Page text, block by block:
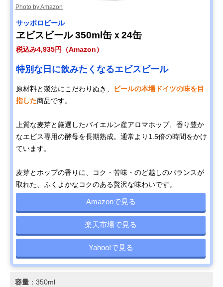
Photo by Amazon
サッポロビール
ヱビスビール 350ml缶ｘ24缶
税込み4,935円（Amazon）
特別な日に飲みたくなるエビスビール
原材料と製法にこだわりぬき、
ビールの本場ドイツの味を目
指した商品です。
上質な麦芽と厳選したバイエルン産アロマホップ、香り豊か
なエビス専用の酵母を長期熟成。通常より1.5倍の時間をかけ
ています。
麦芽とホップの香りに、コク・苦味・のど越しのバランスが
取れた、ふくよかなコクのある贅沢な味わいです。
Amazonで見る
楽天市場で見る
Yahoo!で見る
容量 ：350ml